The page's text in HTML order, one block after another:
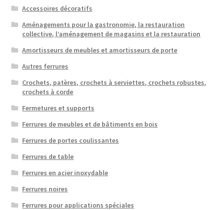
Accessoires décoratifs
Aménagements pour la gastronomie, la restauration
collective, l’aménagement de magasins et la restauration
Amortisseurs de meubles et amortisseurs de porte
Autres ferrures
Crochets, patères, crochets à serviettes, crochets robustes,
crochets à corde
Fermetures et supports
Ferrures de meubles et de bâtiments en bois
Ferrures de portes coulissantes
Ferrures de table
Ferrures en acier inoxydable
Ferrures noires
Ferrures pour applications spéciales